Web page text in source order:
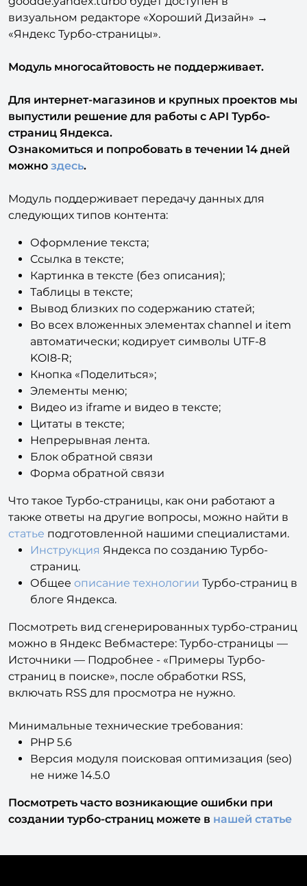
визуальном редакторе «Хороший Дизайн» →
«Яндекс Турбо-страницы».
Модуль многосайтовость не поддерживает.
Для интернет-магазинов и крупных проектов мы
выпустили решение для работы с API Турбо-
страниц Яндекса.
Ознакомиться и попробовать в течении 14 дней
можно здесь.
Модуль поддерживает передачу данных для
следующих типов контента:
Оформление текста;
Ссылка в тексте;
Картинка в тексте (без описания);
Таблицы в тексте;
Вывод близких по содержанию статей;
Во всех вложенных элементах channel и item
автоматически; кодирует символы UTF-8
KOI8-R;
Кнопка «Поделиться»;
Элементы меню;
Видео из iframe и видео в тексте;
Цитаты в тексте;
Непрерывная лента.
Блок обратной связи
Форма обратной связи
Что такое Турбо-страницы, как они работают а
также ответы на другие вопросы, можно найти в
статье подготовленной нашими специалистами.
Инструкция Яндекса по созданию Турбо-
страниц.
Общее описание технологии Турбо-страниц в
блоге Яндекса.
Посмотреть вид сгенерированных турбо-страниц
можно в Яндекс Вебмастере: Турбо-страницы —
Источники — Подробнее - «Примеры Турбо-
страниц в поиске», после обработки RSS,
включать RSS для просмотра не нужно.
Минимальные технические требования:
PHP 5.6
Версия модуля поисковая оптимизация (seo)
не ниже 14.5.0
Посмотреть часто возникающие ошибки при
создании турбо-страниц можете в нашей статье